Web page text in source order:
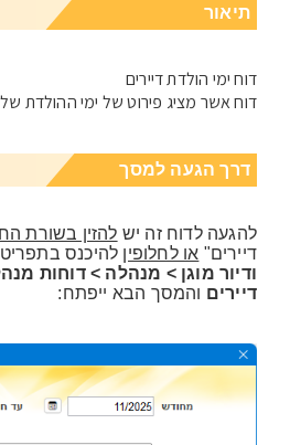
תיאור
דוח ימי הולדת דיירים
דוח אשר מציג פירוט של ימי ההולדת של
דרך הגעה למסך
להגעה לדוח זה יש להזין בשורת
דיירים" או לחלופין להיכנס בתפריט
ודיור מוגן > מנהלה > דוחות
דיירים והמסך הבא ייפתח: